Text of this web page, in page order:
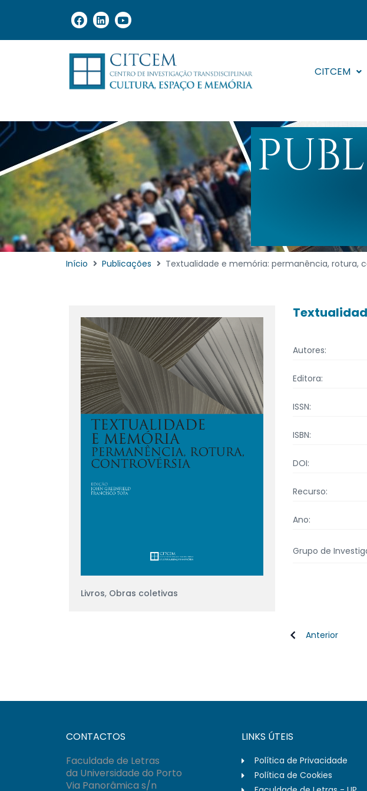
CITCEM
Início Publicações Textualidade e memória: permanência, rotura,
Livros, Obras coletivas
Autores:
Editora:
ISSN:
ISBN:
DOI:
Recurso:
Ano:
Grupo de
Anterior
CONTACTOS
Faculdade de Letras
da Universidade do Porto
Via Panorâmica s/n
LINKS ÚTEIS
Política de Privacidade
Política de Cookies